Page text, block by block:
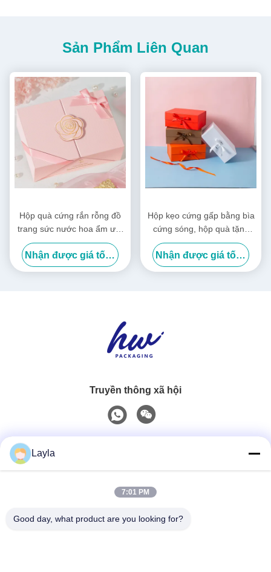
Sản Phẩm Liên Quan
Hộp quà cứng rắn rỗng đồ
trang sức nước hoa ẩm ướt
hộp quà tùy chỉnh logo
Nhận được giá tốt nhất
Hộp kẹo cứng gấp bằng bìa
cứng sóng, hộp quà tặng
quần áo cho ngày lễ
Nhận được giá tốt nhất
Truyền thông xã hội
0086-18688885859
Layla
7:01 PM
Good day, what product are you looking for?